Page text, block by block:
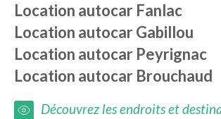
Location autocar Fanlac
Location autocarGabillou
Location autocar Peyrignac
Location autocar Brouchaud
Découvrez les endroits et